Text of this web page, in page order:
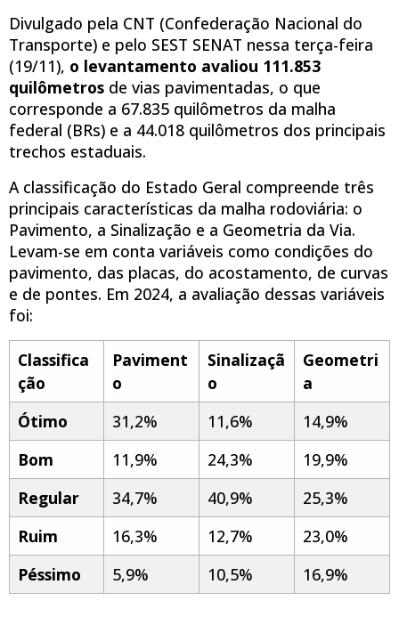
Divulgado pela CNT (Confederação Nacional do
Transporte) e pelo SEST SENAT nessa terça-feira
(19/11), o levantamento avaliou 111.853
quilômetros de vias pavimentadas, o que
corresponde a 67.835 quilômetros da malha
federal (BRs) e a 44.018 quilômetros dos principais
trechos estaduais.
A classificação do Estado Geral compreende três
principais características da malha rodoviária: o
Pavimento, a Sinalização e a Geometria da Via.
Levam-se em conta variáveis como condições do
pavimento, das placas, do acostamento, de curvas
e de pontes. Em 2024, a avaliação dessas variáveis
foi:
Classifica
ção
Paviment
o
Sinalizaçã
o
Geometri
a
Ótimo
31,2% 11,6%
14,9%
Bom
11,9% 24,3%
19,9%
Regular
34,7% 40,9%
25,3%
Ruim
16,3% 12,7%
23,0%
Péssimo
5,9% 10,5% 16,9%